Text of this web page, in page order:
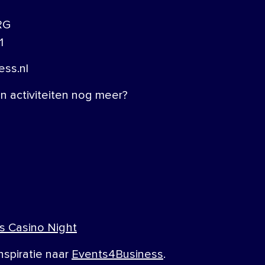
activiteiten nog meer?
Casino Night
naar Events4Business.